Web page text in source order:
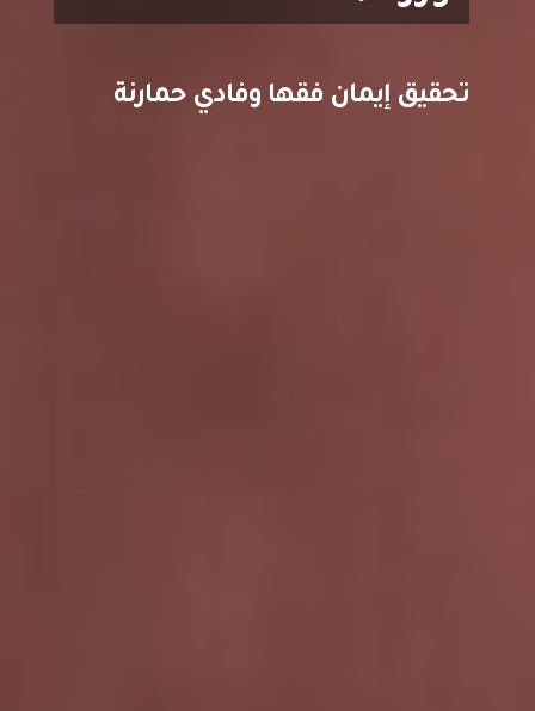
تحقيق إيمان فقها وفادي حمارنة